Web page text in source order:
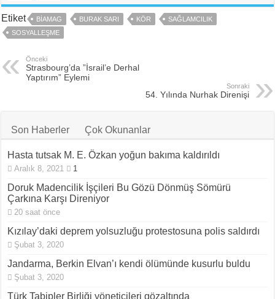
Etiket BIAMAG BURAK SARI KÖR
SAĞLAMCILIK
SOSYALLEŞME
Önceki
Strasbourg’da ”İsrail’e Derhal
Yaptırım” Eylemi
Sonraki
54. Yılında Nurhak Direnişi
Son Haberler Çok Okunanlar
Hasta tutsak M. E. Özkan yoğun bakıma kaldırıldı
Aralık 8, 2021 1
Doruk Madencilik İşçileri Bu Gözü Dönmüş Sömürü
Çarkına Karşı Direniyor
20 saat önce
Kızılay’daki deprem yolsuzluğu protestosuna polis saldırdı
Şubat 3, 2020
Jandarma, Berkin Elvan’ı kendi ölümünde kusurlu buldu
Şubat 3, 2020
Türk Tabipler Birliği yöneticileri gözaltında